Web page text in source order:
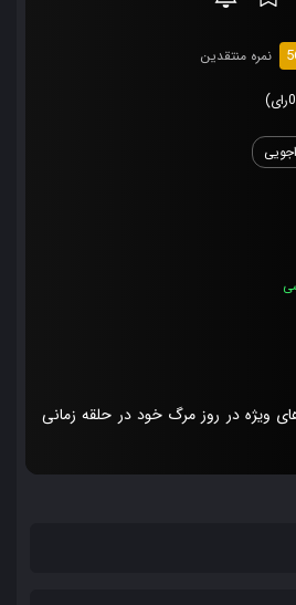
نمره منتقدین
ویژه در روز مرگ خود در حلقه زمانی